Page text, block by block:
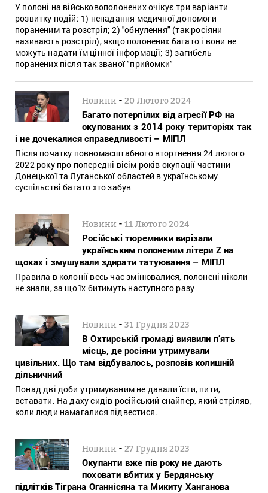
У полоні на військовополонених очікує три варіанти
розвитку подій: 1) ненадання медичної допомоги
пораненим та розстріл; 2) "обнулення" (так росіяни
називають розстріл), якщо полонених багато і вони не
можуть надати їм цінної інформації; 3) загибель
поранених після так званої "прийомки"
Новини -20 Лютого 2024
Багато потерпілих від агресії РФ на
окупованих з 2014 року територіях так
і не дочекалися справедливості – МІПЛ
Після початку повномасштабного вторгнення 24 лютого
2022 року про попередні вісім років окупації частини
Донецької та Луганської областей в українському
суспільстві багато хто забув
Новини -11 Лютого 2024
Російські тюремники вирізали
українським полоненим літери Z на
щоках і змушували здирати татуювання – МІПЛ
Правила в колонії весь час змінювалися, полонені ніколи
не знали, за що їх битимуть наступного разу
Новини -31 Грудня 2023
В Охтирській громаді виявили п’ять
місць, де росіяни утримували
цивільних. Що там відбувалось, розповів колишній
дільничний
Понад дві доби утримуваним не давали їсти, пити,
вставати. На даху сидів російський снайпер, який стріляв,
коли люди намагалися підвестися.
Новини -27 Грудня 2023
Окупанти вже пів року не дають
поховати вбитих у Бердянську
підлітків Тіграна Оганнісяна та Микиту Ханганова